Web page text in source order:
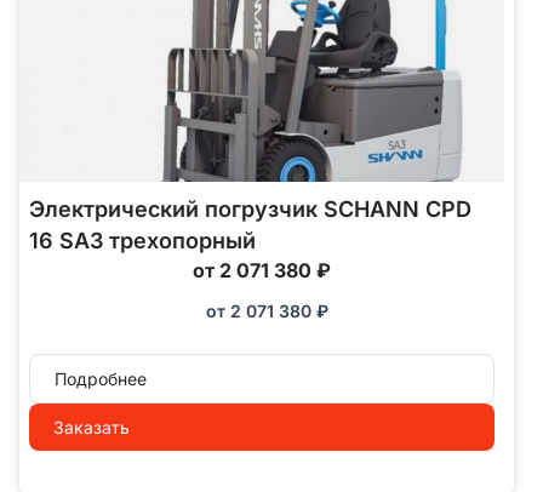
Электрический погрузчик SCHANN CPD
16 SA3 трехопорный
от 2 071 380 ₽
от 2 071 380 ₽
Подробнее
Заказать